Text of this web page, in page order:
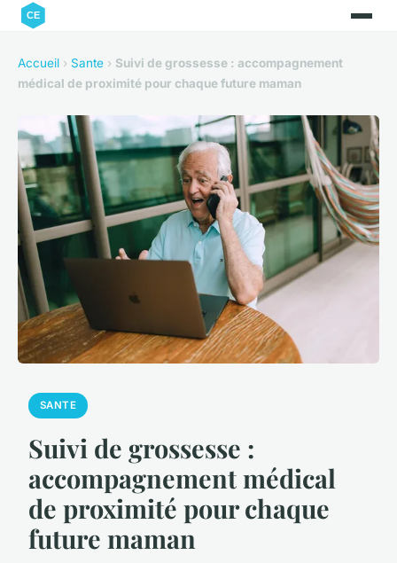
Accueil › Sante › Suivi de grossesse : accompagnement
médical de proximité pour chaque future maman
SANTE
Suivi de grossesse :
accompagnement médical
de proximité pour chaque
future maman